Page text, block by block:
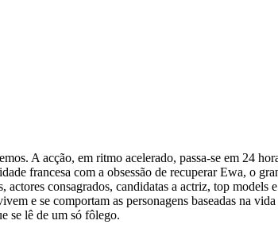
A acção, em ritmo acelerado, passa-se em 24
francesa com a obsessão de recuperar Ewa, o
consagrados, candidatas a actriz, top
e se comportam as personagens baseadas na
se lê de um só fôlego.